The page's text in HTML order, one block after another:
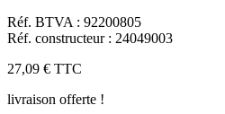
Réf. BTVA : 92200805
Réf. constructeur : 24049003
27,09 € TTC
livraison offerte !